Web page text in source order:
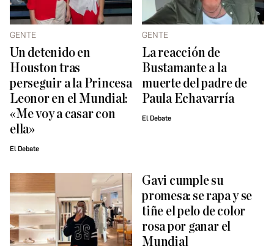
GENTE
Un detenido en
Houston tras
perseguir a la Princesa
Leonor en el Mundial:
«Me voy a casar con
ella»
El Debate
GENTE
La reacción de
Bustamante a la
muerte del padre de
Paula Echavarría
El Debate
Gavi cumple su
promesa: se rapa y se
tiñe el pelo de color
rosa por ganar el
Mundial